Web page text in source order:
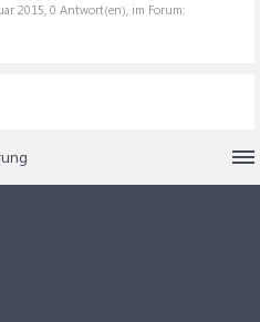
2015, 0 Antwort(en), im Forum: